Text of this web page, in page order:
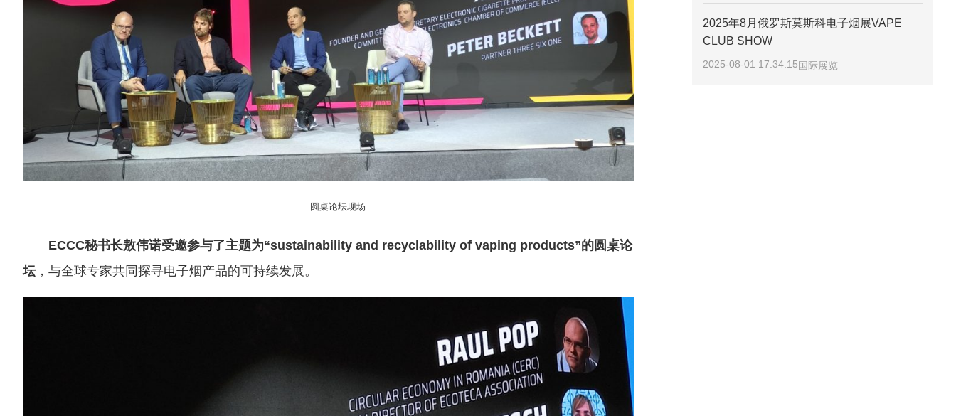
圆桌论坛现场
ECCC秘书长敖伟诺受邀参与了主题为“sustainability and recyclability of vaping products”的圆桌论
坛，与全球专家共同探寻电子烟产品的可持续发展。
2025年8月俄罗斯莫斯科电子烟展VAPE
CLUB SHOW
2025-08-01 17:34:15国际展览